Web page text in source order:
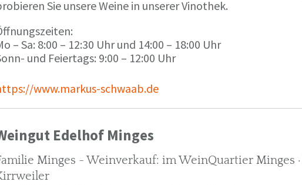
Sie unsere Weine in unserer Vinothek.
– Sa: 8:00 – 12:30 Uhr und 14:00 – 18:00 Uhr
und Feiertags: 9:00 – 12:00 Uhr
www.markus-schwaab.de
Edelhof Minges
Minges - Weinverkauf: im WeinQuartier Minges ·